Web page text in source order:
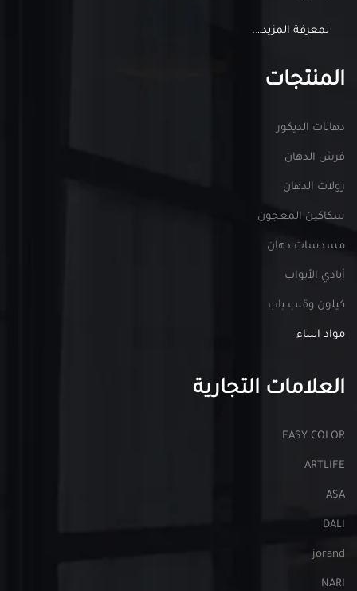
لمعرفة المزيد….
المنتجات
دهانات الديكور
فرش الدهان
رولات الدهان
سكاكين المعجون
مسدسات دهان
أيادي الأبواب
كيلون وقلب باب
مواد البناء
العلامات التجارية
EASY COLOR
ARTLIFE
ASA
DALI
jorand
NARI